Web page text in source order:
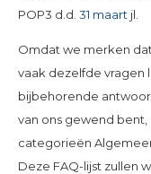
POP3 d.d. 31 maart jl.
Omdat we merken
vaak dezelfde vragen
bijbehorende
van ons gewend
categorieën
Deze FAQ-lijst zullen